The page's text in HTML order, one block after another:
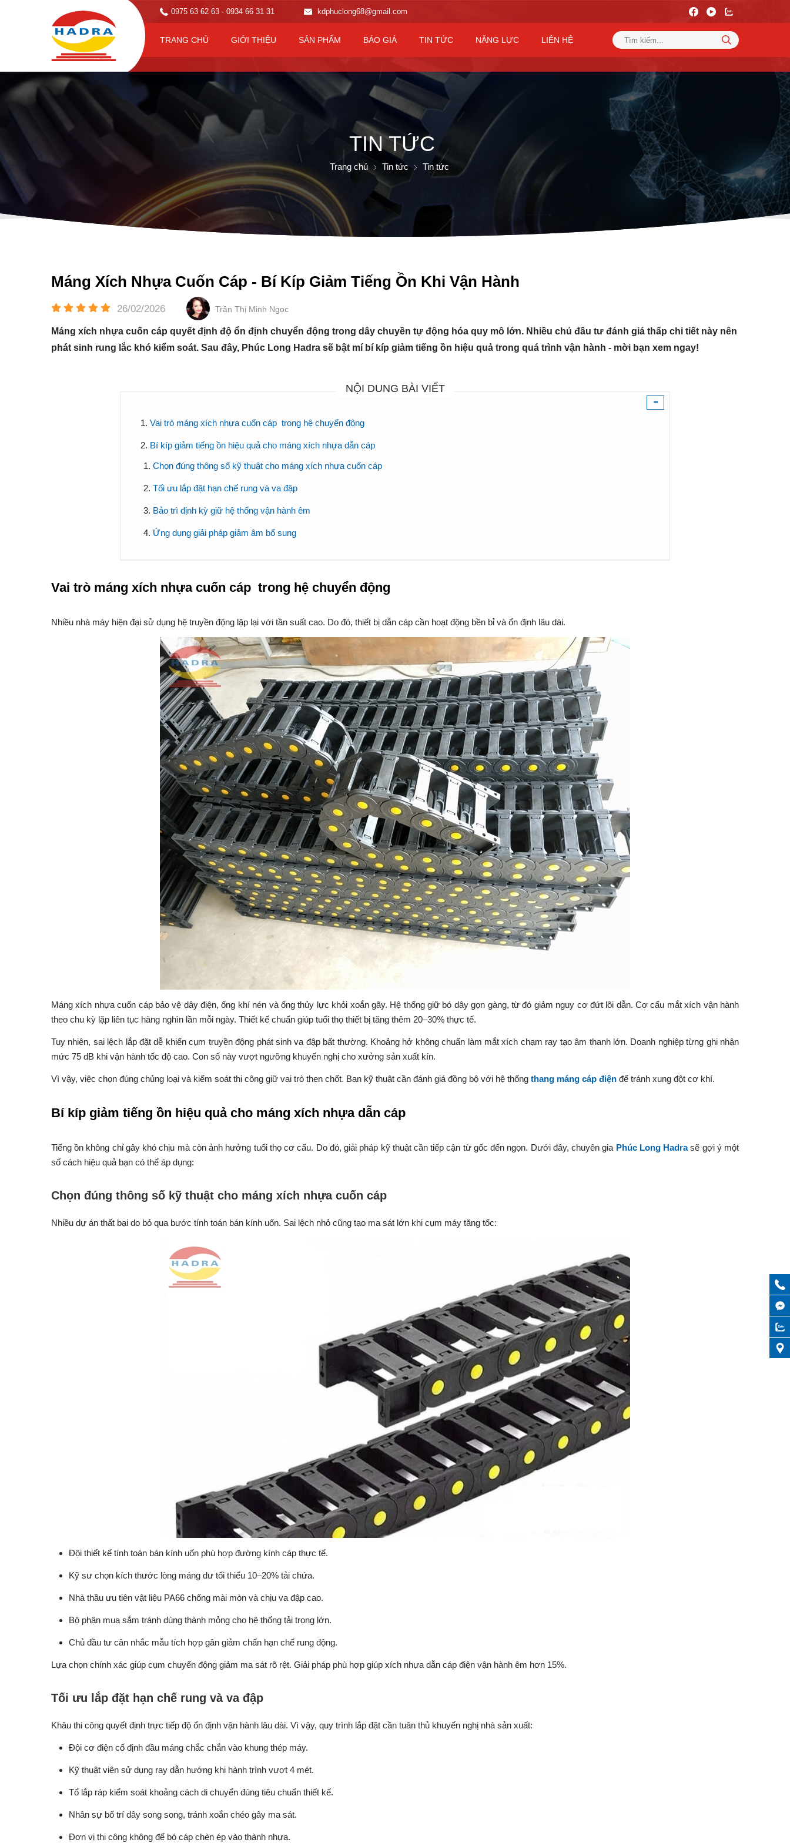
0975 63 62 63 - 0934 66 31 31 kdphuclong68@gmail.com
TRANG CHỦ GIỚI THIỆU SẢN PHẨM BÁO GIÁ TIN TỨC NĂNG LỰC LIÊN HỆ
TIN TỨC
Trang chủ Tin tức Tin tức
Máng Xích Nhựa Cuốn Cáp - Bí Kíp Giảm Tiếng Ồn Khi Vận Hành
26/02/2026 Trần Thị Minh Ngọc
Máng xích nhựa cuốn cáp quyết định độ ổn định chuyển động trong dây chuyền tự động hóa quy mô lớn. Nhiều chủ đầu tư đánh giá thấp chi tiết này nên
phát sinh rung lắc khó kiểm soát. Sau đây, Phúc Long Hadra sẽ bật mí bí kíp giảm tiếng ồn hiệu quả trong quá trình vận hành - mời bạn xem ngay!
-
NỘI DUNG BÀI VIẾT
Vai trò máng xích nhựa cuốn cáp trong hệ chuyển động
Bí kíp giảm tiếng ồn hiệu quả cho máng xích nhựa dẫn cáp
Chọn đúng thông số kỹ thuật cho máng xích nhựa cuốn cáp
Tối ưu lắp đặt hạn chế rung và va đập
Bảo trì định kỳ giữ hệ thống vận hành êm
Ứng dụng giải pháp giảm âm bổ sung
Vai trò máng xích nhựa cuốn cáp trong hệ chuyển động
Nhiều nhà máy hiện đại sử dụng hệ truyền động lặp lại với tần suất cao. Do đó, thiết bị dẫn cáp cần hoạt động bền bỉ và ổn định lâu dài.
Máng xích nhựa cuốn cáp bảo vệ dây điện, ống khí nén và ống thủy lực khỏi xoắn gãy. Hệ thống giữ bó dây gọn gàng, từ đó giảm nguy cơ đứt lõi dẫn. Cơ cấu mắt xích vận hành
theo chu kỳ lặp liên tục hàng nghìn lần mỗi ngày. Thiết kế chuẩn giúp tuổi thọ thiết bị tăng thêm 20–30% thực tế.
Tuy nhiên, sai lệch lắp đặt dễ khiến cụm truyền động phát sinh va đập bất thường. Khoảng hở không chuẩn làm mắt xích chạm ray tạo âm thanh lớn. Doanh nghiệp từng ghi nhận
mức 75 dB khi vận hành tốc độ cao. Con số này vượt ngưỡng khuyến nghị cho xưởng sản xuất kín.
Vì vậy, việc chọn đúng chủng loại và kiểm soát thi công giữ vai trò then chốt. Ban kỹ thuật cần đánh giá đồng bộ với hệ thống thang máng cáp điện để tránh xung đột cơ khí.
Bí kíp giảm tiếng ồn hiệu quả cho máng xích nhựa dẫn cáp
Tiếng ồn không chỉ gây khó chịu mà còn ảnh hưởng tuổi thọ cơ cấu. Do đó, giải pháp kỹ thuật cần tiếp cận từ gốc đến ngọn. Dưới đây, chuyên gia Phúc Long Hadrasẽ gợi ý một
số cách hiệu quả bạn có thể áp dụng:
Chọn đúng thông số kỹ thuật cho máng xích nhựa cuốn cáp
Nhiều dự án thất bại do bỏ qua bước tính toán bán kính uốn. Sai lệch nhỏ cũng tạo ma sát lớn khi cụm máy tăng tốc:
Đội thiết kế tính toán bán kính uốn phù hợp đường kính cáp thực tế.
Kỹ sư chọn kích thước lòng máng dư tối thiểu 10–20% tải chứa.
Nhà thầu ưu tiên vật liệu PA66 chống mài mòn và chịu va đập cao.
Bộ phận mua sắm tránh dùng thành mỏng cho hệ thống tải trọng lớn.
Chủ đầu tư cân nhắc mẫu tích hợp gân giảm chấn hạn chế rung động.
Lựa chọn chính xác giúp cụm chuyển động giảm ma sát rõ rệt. Giải pháp phù hợp giúp xích nhựa dẫn cáp điện vận hành êm hơn 15%.
Tối ưu lắp đặt hạn chế rung và va đập
Khâu thi công quyết định trực tiếp độ ổn định vận hành lâu dài. Vì vậy, quy trình lắp đặt cần tuân thủ khuyến nghị nhà sản xuất:
Đội cơ điện cố định đầu máng chắc chắn vào khung thép máy.
Kỹ thuật viên sử dụng ray dẫn hướng khi hành trình vượt 4 mét.
Tổ lắp ráp kiểm soát khoảng cách di chuyển đúng tiêu chuẩn thiết kế.
Nhân sự bố trí dây song song, tránh xoắn chéo gây ma sát.
Đơn vị thi công không để bó cáp chèn ép vào thành nhựa.